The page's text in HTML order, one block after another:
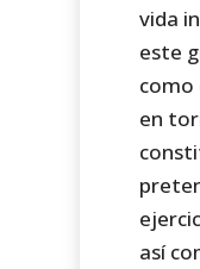
vida
este
como
en
así